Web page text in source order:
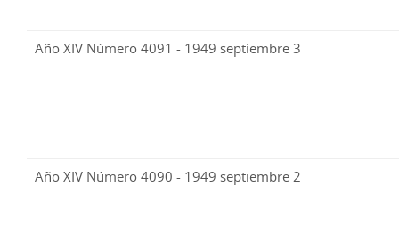
Año XIV Número 4091 - 1949 septiembre 3
Año XIV Número 4090 - 1949 septiembre 2